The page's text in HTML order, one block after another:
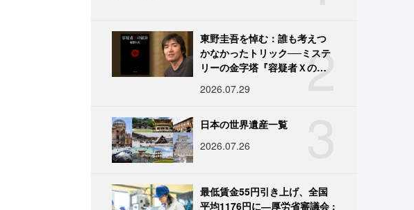
2
東野圭吾を悼む：誰も考えつ
かなかったトリック──ミステ
リーの金字塔『容疑者Ｘの献
2026.07.29
日本の世界遺産一覧
2026.07.26
最低賃金55円引き上げ、全国
平均1176円に―厚労省審議会 :